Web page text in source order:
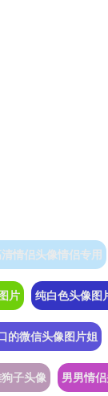
情侣头像情侣专用
片 纯白色头像图
的微信头像图片姐
子头像 男男情